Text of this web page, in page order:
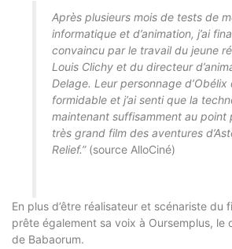
Après plusieurs mois de tests de
informatique et d’animation, j’ai
convaincu par le travail du jeune
Louis Clichy et du directeur
Delage. Leur personnage d’Obélix
formidable et j’ai senti que la
maintenant suffisamment au point
très grand film des aventures
Relief.”(source AlloCiné)
En plus d’être réalisateur et scénariste du
prête également sa voix à Oursemplus, le
de Babaorum.